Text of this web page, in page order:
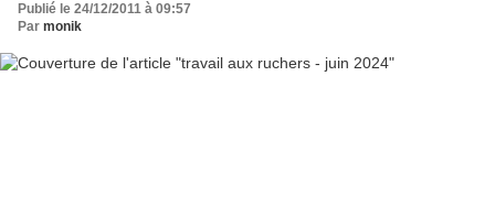
Publié le 24/12/2011 à 09:57
Par monik